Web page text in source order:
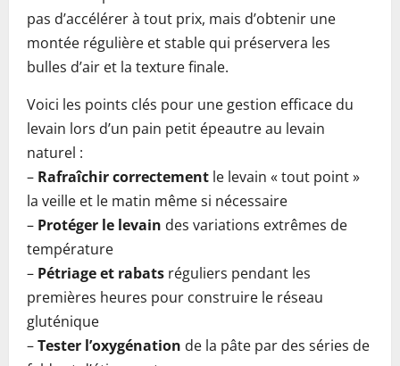
pas d’accélérer à tout prix, mais d’obtenir une
montée régulière et stable qui préservera les
bulles d’air et la texture finale.
Voici les points clés pour une gestion efficace du
levain lors d’un pain petit épeautre au levain
naturel :
– Rafraîchir correctement le levain « tout point »
la veille et le matin même si nécessaire
– Protéger le levain des variations extrêmes de
température
– Pétriage et rabats réguliers pendant les
premières heures pour construire le réseau
gluténique
–Tester l’oxygénation de la pâte par des séries de